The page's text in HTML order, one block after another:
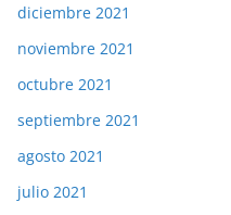
diciembre 2021
noviembre 2021
octubre 2021
septiembre 2021
agosto 2021
julio 2021